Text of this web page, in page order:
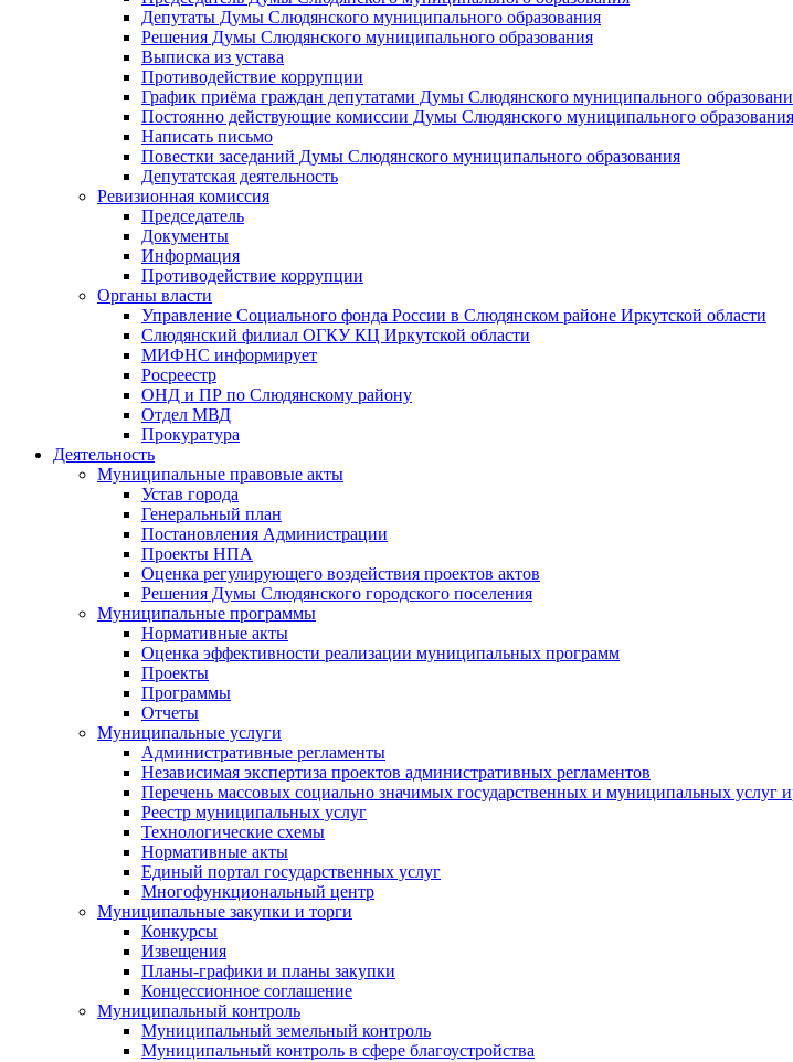
Депутаты Думы Слюдянского муниципального образования
Решения Думы Слюдянского муниципального образования
Выписка из устава
Противодействие коррупции
График приёма граждан депутатами Думы Слюдянского муниципального
Постоянно действующие комиссии Думы Слюдянского муниципального образования
Написать письмо
Повестки заседаний Думы Слюдянского муниципального образования
Депутатская деятельность
Ревизионная комиссия
Председатель
Документы
Информация
Противодействие коррупции
Органы власти
Управление Социального фонда России в Слюдянском районе Иркутской области
Слюдянский филиал ОГКУ КЦ Иркутской области
МИФНС информирует
Росреестр
ОНД и ПР по Слюдянскому району
Отдел МВД
Прокуратура
Деятельность
Муниципальные правовые акты
Устав города
Генеральный план
Постановления Администрации
Проекты НПА
Оценка регулирующего воздействия проектов актов
Решения Думы Слюдянского городского поселения
Муниципальные программы
Нормативные акты
Оценка эффективности реализации муниципальных программ
Проекты
Программы
Отчеты
Муниципальные услуги
Административные регламенты
Независимая экспертиза проектов административных регламентов
Перечень массовых социально значимых государственных и муниципальных услуг
Реестр муниципальных услуг
Технологические схемы
Нормативные акты
Единый портал государственных услуг
Многофункциональный центр
Муниципальные закупки и торги
Конкурсы
Извещения
Планы-графики и планы закупки
Концессионное соглашение
Муниципальный контроль
Муниципальный земельный контроль
Муниципальный контроль в сфере благоустройства